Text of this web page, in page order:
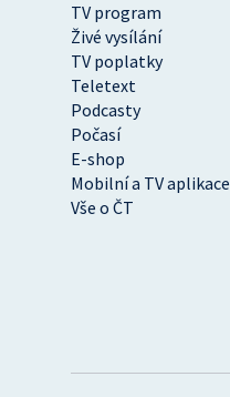
TV program
Živé vysílání
TV poplatky
Teletext
Podcasty
Počasí
E-shop
Mobilní a TV aplikace
Vše o ČT